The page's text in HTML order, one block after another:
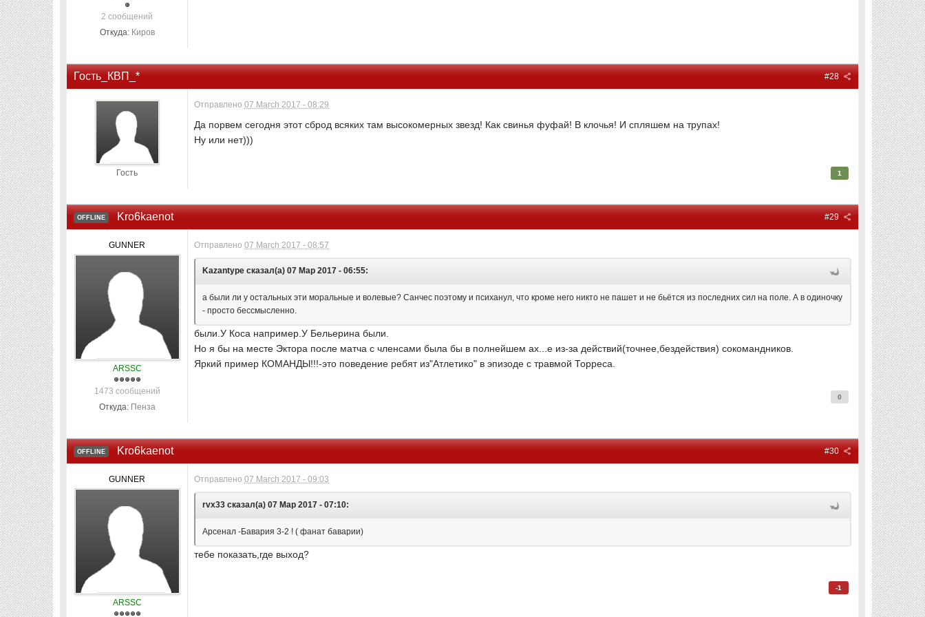
2 сообщений
Откуда: Киров
#28
Гость_КВП_*
Гость
Отправлено07 March 2017 - 08:29
Да порвем сегодня этот сброд всяких там высокомерных звезд! Как свинья фуфай! В клочья! И спляшем на трупах!
Ну или нет)))
1
#29
OFFLINE Kro6kaenot
GUNNER
ARSSC
1473 сообщений
Откуда: Пенза
Отправлено07 March 2017 - 08:57
Kazantype сказал(а) 07 Мар 2017 - 06:55:
а были ли у остальных эти моральные и волевые? Санчес поэтому и психанул, что кроме него никто не пашет и не бьётся из последних сил на поле. А в одиночку
- просто бессмысленно.
были.У Коса например.У Бельерина были.
Но я бы на месте Эктора после матча с членсами была бы в полнейшем ах...е из-за действий(точнее,бездействия) сокомандников.
Яркий пример КОМАНДЫ!!!-это поведение ребят из"Атлетико" в эпизоде с травмой Торреса.
0
#30
OFFLINE Kro6kaenot
GUNNER
ARSSC
Отправлено07 March 2017 - 09:03
rvx33 сказал(а) 07 Мар 2017 - 07:10:
Арсенал -Бавария 3-2 ! ( фанат баварии)
тебе показать,где выход?
-1